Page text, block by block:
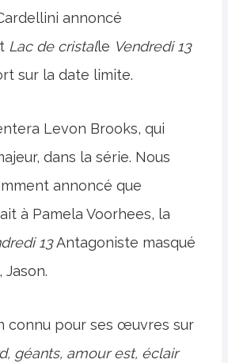
annoncé
Lac de cristalle Vendredi 13
sur la date limite.
Levon Brooks, qui
dans la série. Nous
annoncé que
à Pamela Voorhees, la
13Antagoniste masqué
connu pour ses œuvres sur
géants, amour est, éclair